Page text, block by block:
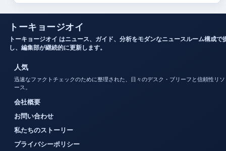
トーキョージオイ
トーキョージオイ はニュース、ガイド、分析をモダンなニュースルーム構成で
し、編集部が継続的に更新します。
人気
迅速なファクトチェックのために整理された、日々のデスク・ブリーフと信頼性リソ
ース。
会社概要
お問い合わせ
私たちのストーリー
プライバシーポリシー